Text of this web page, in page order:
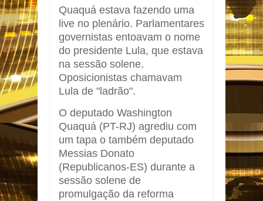
Quaquá estava fazendo uma
live no plenário. Parlamentares
governistas entoavam o nome
do presidente Lula, que estava
na sessão solene.
Oposicionistas chamavam
Lula de "ladrão".
O deputado Washington
Quaquá (PT-RJ) agrediu com
um tapa o também deputado
Messias Donato
(Republicanos-ES) durante a
sessão solene de
promulgação da reforma